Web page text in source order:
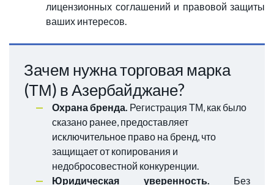
лицензионных соглашений и правовой защиты
ваших интересов.
Зачем нужна торговая марка
(ТМ) в Азербайджане?
Охрана бренда. Регистрация ТМ, как было
сказано ранее, предоставляет
исключительное право на бренд, что
защищает от копирования и
недобросовестной конкуренции.
Юридическая уверенность. Без